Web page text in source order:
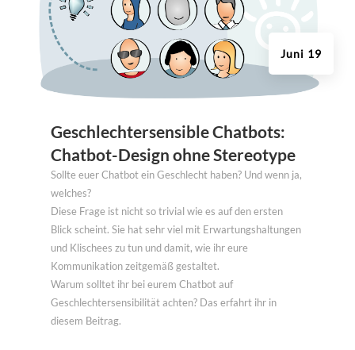
Geschlechtersensible Chatbots:
Chatbot-Design ohne Stereotype
Juni 19
Sollte euer Chatbot ein Geschlecht haben? Und wenn ja,
welches?
Diese Frage ist nicht so trivial wie es auf den ersten
Blick scheint. Sie hat sehr viel mit Erwartungshaltungen
und Klischees zu tun und damit, wie ihr eure
Kommunikation zeitgemäß gestaltet.
Warum solltet ihr bei eurem Chatbot auf
Geschlechtersensibilität achten? Das erfahrt ihr in
diesem Beitrag.